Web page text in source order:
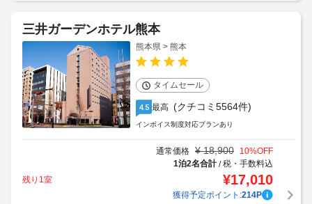
三井ガーデンホテル熊本
熊本県 > 熊本
タイムセール
4.5 最高 (クチコミ5564件)
インボイス制度対応プランあり
通常価格 ¥ 18,900 10%OFF
1泊2名合計/税・手数料込
残り1室
¥17,010
獲得予定ポイント:214P